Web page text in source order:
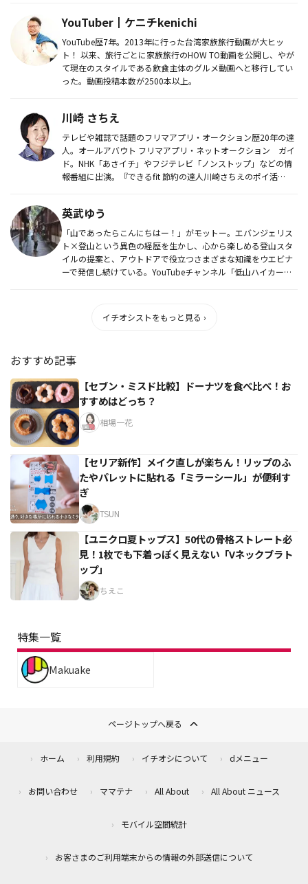
YouTuber┃ケニチkenichi
YouTube歴7年。2013年に行った台湾家族旅行動画が大ヒッ
ト！ 以来、旅行ごとに家族旅行のHOW TO動画を公開し、やが
て現在のスタイルである飲食主体のグルメ動画へと移行してい
った。動画投稿本数が2500本以上。
川崎 さちえ
テレビや雑誌で話題のフリマアプリ・オークション歴20年の達
人。オールアバウト フリマアプリ・ネットオークション ガイ
ド。NHK「あさイチ」やフジテレビ「ノンストップ」などの情
報番組に出演。『できるfit 節約の達人川崎さちえのポイ活
英武ゆう
「山であったらこんにちはー！」がモットー。エバンジェリス
ト×登山という異色の経歴を生かし、心から楽しめる登山スタ
イルの提案と、アウトドアで役立つさまざまな知識をウエビナ
ーで発信し続けている。YouTubeチャンネル「低山ハイカー英
イチオシストをもっと見る ›
おすすめ記事
【セブン・ミスド比較】ドーナツを食べ比べ！お
すすめはどっち？
相場一花
【セリア新作】メイク直しが楽ちん！リップのふ
たやパレットに貼れる「ミラーシール」が便利す
ぎ
TSUN
【ユニクロ夏トップス】50代の骨格ストレート必
見！1枚でも下着っぽく見えない「Vネックブラト
ップ」
ちえこ
特集一覧
Makuake
ページトップへ戻る
ホーム 利用規約 イチオシについて dメニュー
お問い合わせ ママテナ All About All About ニュース
モバイル空間統計
お客さまのご利用端末からの情報の外部送信について